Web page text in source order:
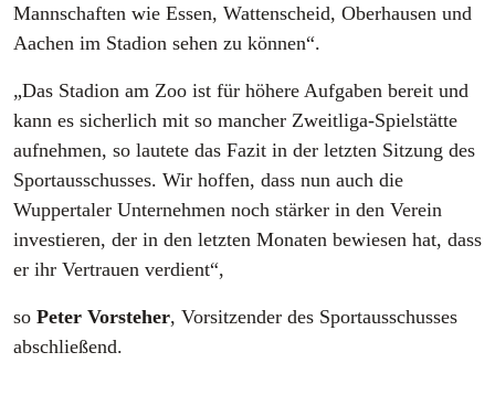
Mannschaften wie Essen, Wattenscheid, Oberhausen und
Aachen im Stadion sehen zu können“.
„Das Stadion am Zoo ist für höhere Aufgaben bereit und
kann es sicherlich mit so mancher Zweitliga-Spielstätte
aufnehmen, so lautete das Fazit in der letzten Sitzung des
Sportausschusses. Wir hoffen, dass nun auch die
Wuppertaler Unternehmen noch stärker in den Verein
investieren, der in den letzten Monaten bewiesen hat, dass
er ihr Vertrauen verdient“,
so Peter Vorsteher, Vorsitzender des Sportausschusses
abschließend.